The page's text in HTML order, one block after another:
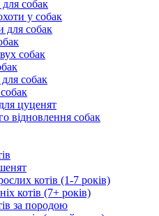
для собак
у собак
для собак
собак
собак
цуценят
відновлення собак
котів (1-7 років)
котів (7+ років)
за породою